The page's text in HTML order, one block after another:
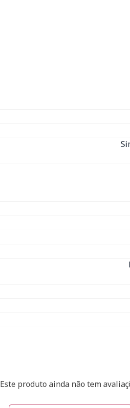
Este produto ainda não tem